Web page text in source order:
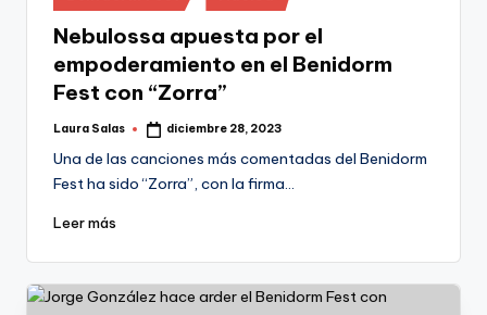
en
Nebulossa apuesta por el
empoderamiento en el Benidorm
Fest con “Zorra”
Publicado
Laura Salas diciembre 28, 2023
Una de las canciones más comentadas del Benidorm
Fest ha sido “Zorra”, con la firma…
Leer más